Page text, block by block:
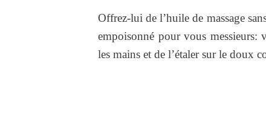
Offrez-lui de l’huile de massage
empoisonné pour vous messieurs:
les mains et de l’étaler sur le doux